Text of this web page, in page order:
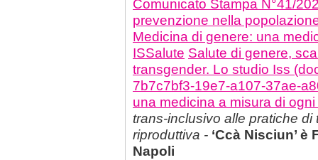
Comunicato Stampa N°41/
prevenzione nella
Medicina di genere: una
ISSalute Salute di genere,
transgender. Lo studio Iss
7b7c7bf3-19e7-a107-37ae-
una medicina a misura di
trans-inclusivo alle pratiche
riproduttiva - ‘Ccà Nisciun’ è
Napoli